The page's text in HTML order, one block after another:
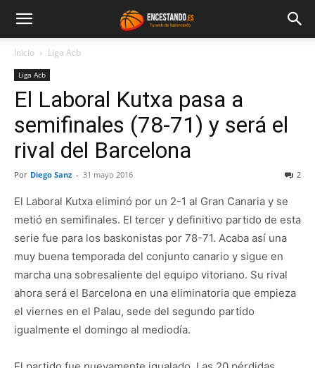
Inicio Liga Acb
Liga Acb
El Laboral Kutxa pasa a
semifinales (78-71) y será el
rival del Barcelona
Por Diego Sanz - 31 mayo 2016 2
El Laboral Kutxa eliminó por un 2-1 al Gran Canaria y se
metió en semifinales. El tercer y definitivo partido de esta
serie fue para los baskonistas por 78-71. Acaba así una
muy buena temporada del conjunto canario y sigue en
marcha una sobresaliente del equipo vitoriano. Su rival
ahora será el Barcelona en una eliminatoria que empieza
el viernes en el Palau, sede del segundo partido
igualmente el domingo al mediodía.